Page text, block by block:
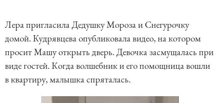
Лера пригласила Дедушку Мороза и Снегурочку
домой. Кудрявцева опубликовала видео, на котором
просит Машу открыть дверь. Девочка засмущалась при
виде гостей. Когда волшебник и его помощница вошли
в квартиру, малышка спряталась.